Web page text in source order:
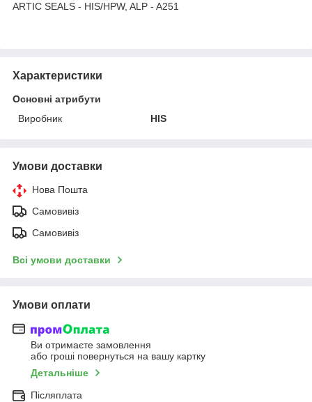
ARTIC SEALS - HIS/HPW, ALP - A251
Характеристики
Основні атрибути
Виробник
HIS
Умови доставки
Нова Пошта
Самовивіз
Самовивіз
Всі умови доставки
Умови оплати
Ви отримаєте замовлення
або гроші повернуться на вашу картку
Детальніше
Післяплата